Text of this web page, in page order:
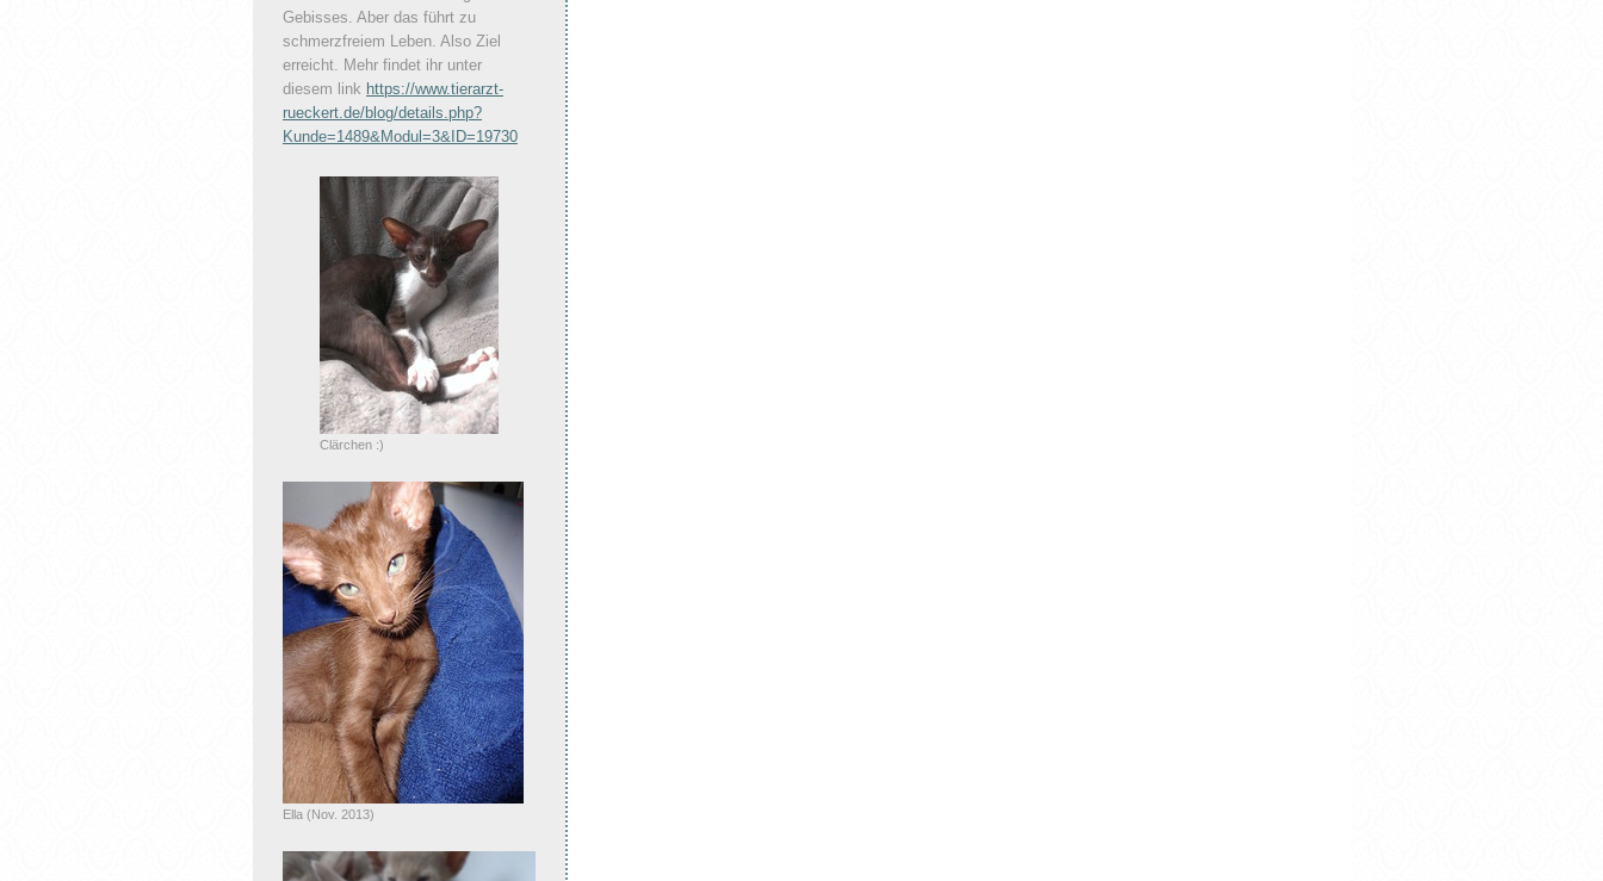
Gebisses. Aber das führt zu
schmerzfreiem Leben. Also Ziel
erreicht. Mehr findet ihr unter
diesem link https://www.tierarzt-
rueckert.de/blog/details.php?
Kunde=1489&Modul=3&ID=19730
Clärchen :)
Ella (Nov. 2013)